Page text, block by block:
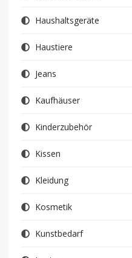
Haushaltsgeräte
Haustiere
Jeans
Kaufhäuser
Kinderzubehör
Kissen
Kleidung
Kosmetik
Kunstbedarf